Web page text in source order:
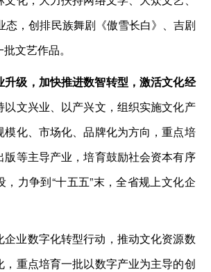
态，创排民族舞剧《傲雪长白》、吉剧
文艺作品。
升级，加快推进数智转型，激活文化经
以文兴业、以产兴文，组织实施文化产
模化、市场化、品牌化为方向，重点培
版等主导产业，培育鼓励社会资本有序
力争到“十五五”末，全省规上文化企
企业数字化转型行动，推动文化资源数
，重点培育一批以数字产业为主导的创